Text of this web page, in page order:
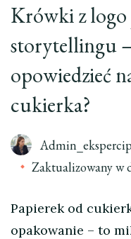
Krówki z
storytellingu
opowiedzieć
cukierka?
Zaktualizowany w
Papierek od
opakowanie – to